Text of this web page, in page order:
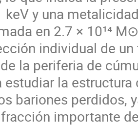
keV y una
en 2.7 × 10¹⁴
individual de
la periferia de
estudiar la
bariones perdidos,
importante